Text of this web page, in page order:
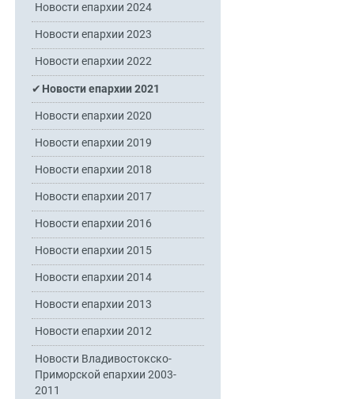
Новости епархии 2024
Новости епархии 2023
Новости епархии 2022
Новости епархии 2021
Новости епархии 2020
Новости епархии 2019
Новости епархии 2018
Новости епархии 2017
Новости епархии 2016
Новости епархии 2015
Новости епархии 2014
Новости епархии 2013
Новости епархии 2012
Новости Владивостокско-
Приморской епархии 2003-
2011